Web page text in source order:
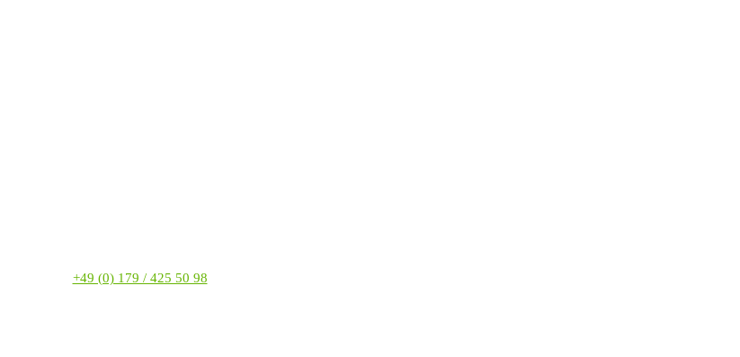
+49 (0) 179 / 425 50 98